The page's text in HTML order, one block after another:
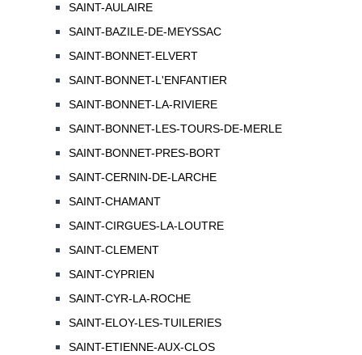
SAINT-AULAIRE
SAINT-BAZILE-DE-MEYSSAC
SAINT-BONNET-ELVERT
SAINT-BONNET-L'ENFANTIER
SAINT-BONNET-LA-RIVIERE
SAINT-BONNET-LES-TOURS-DE-MERLE
SAINT-BONNET-PRES-BORT
SAINT-CERNIN-DE-LARCHE
SAINT-CHAMANT
SAINT-CIRGUES-LA-LOUTRE
SAINT-CLEMENT
SAINT-CYPRIEN
SAINT-CYR-LA-ROCHE
SAINT-ELOY-LES-TUILERIES
SAINT-ETIENNE-AUX-CLOS